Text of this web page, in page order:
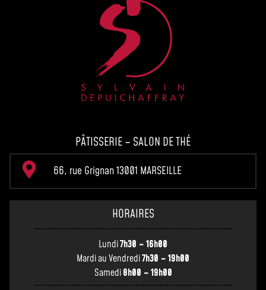
PÂTISSERIE – SALON DE THÉ
66, rue Grignan 13001 MARSEILLE
HORAIRES
Lundi7h30 – 16h00
Mardi au Vendredi7h30 – 19h00
Samedi8h00 – 19h00